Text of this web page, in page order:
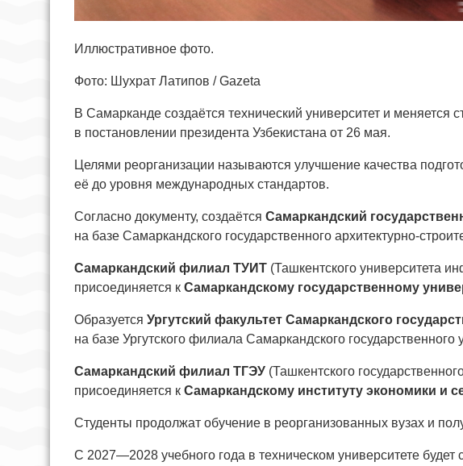
Иллюстративное фото.
Фото: Шухрат Латипов / Gazeta
В Самарканде создаётся технический университет и меняется
в постановлении президента Узбекистана от 26 мая.
Целями реорганизации называются улучшение качества
её до уровня международных стандартов.
Согласно документу, создаётся Самаркандский
на базе Самаркандского государственного архитектурно-
Самаркандский филиал ТУИТ (Ташкентского университета
присоединяется к Самаркандскому государственному
Образуется Ургутский факультет Самаркандского
на базе Ургутского филиала Самаркандского государственного
Самаркандский филиал ТГЭУ (Ташкентского
присоединяется к Самаркандскому институту экономики и
Студенты продолжат обучение в реорганизованных вузах и
С 2027—2028 учебного года в техническом университете